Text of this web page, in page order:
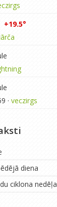
+19.5°
· veczirgs
diena
ciklona nedēļa